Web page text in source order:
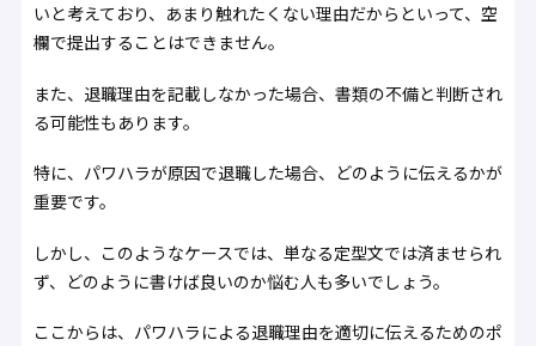
いと考えており、あまり触れたくない理由だからといって、空
欄で提出することはできません。
また、退職理由を記載しなかった場合、書類の不備と判断され
る可能性もあります。
特に、パワハラが原因で退職した場合、どのように伝えるかが
重要です。
しかし、このようなケースでは、単なる定型文では済ませられ
ず、どのように書けば良いのか悩む人も多いでしょう。
ここからは、パワハラによる退職理由を適切に伝えるためのポ